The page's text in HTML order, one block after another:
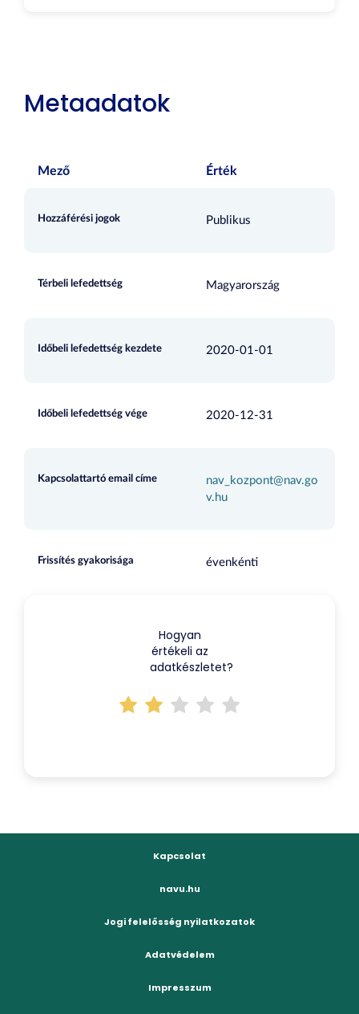
Metaadatok
Mező Érték
Hozzáférési jogok Publikus
Térbeli lefedettség Magyarország
Időbeli lefedettség kezdete 2020-01-01
Időbeli lefedettség vége 2020-12-31
Kapcsolattartó email címe
nav_kozpont@nav.go
v.hu
Frissítés gyakorisága évenkénti
Hogyan
értékeli az
adatkészletet?
Kapcsolat
navu.hu
Jogi felelősség nyilatkozatok
Adatvédelem
Impresszum